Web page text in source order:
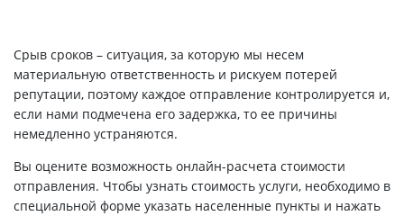
Срыв сроков – ситуация, за которую мы несем
материальную ответственность и рискуем потерей
репутации, поэтому каждое отправление контролируется и,
если нами подмечена его задержка, то ее причины
немедленно устраняются.
Вы оцените возможность онлайн-расчета стоимости
отправления. Чтобы узнать стоимость услуги, необходимо в
специальной форме указать населенные пункты и нажать